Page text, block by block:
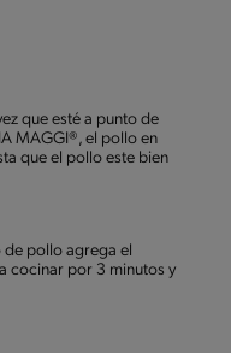
que esté a punto de
MAGGI®, el pollo en
que el pollo este bien
de pollo agrega el
cocinar por 3 minutos y